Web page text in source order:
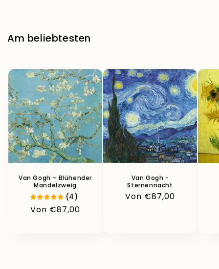
Am beliebtesten
Van Gogh – Blühender
Mandelzweig
(4)
Normaler
Von €87,00
Van Gogh -
Sternennacht
Normaler
Von €87,00